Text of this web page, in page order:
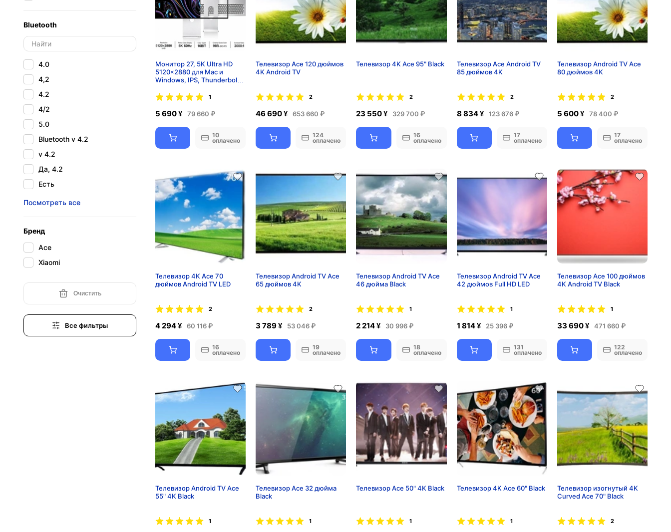
Bluetooth
4.0
4,2
4.2
4/2
5.0
Bluetooth v 4.2
v 4.2
Да, 4.2
Есть
Посмотреть все
Бренд
Ace
Xiaomi
Очистить
Все фильтры
Монитор 27, 5K Ultra HD
5120×2880 для Mac и
Windows, IPS, Thunderbolt,
1
5 690 ¥ 79 660 ₽
10
оплачено
Телевизор Ace 120 дюймов
4K Android TV
2
46 690 ¥ 653 660 ₽
124
оплачено
Телевизор 4K Ace 95" Black
2
23 550 ¥ 329 700 ₽
16
оплачено
Телевизор Ace Android TV
85 дюймов 4K
2
8 834 ¥ 123 676 ₽
17
оплачено
Телевизор Android TV Ace
80 дюймов 4K
2
5 600 ¥ 78 400 ₽
17
оплачено
Телевизор 4K Ace 70
дюймов Android TV LED
2
4 294 ¥ 60 116 ₽
16
оплачено
Телевизор Android TV Ace
65 дюймов 4K
2
3 789 ¥ 53 046 ₽
19
оплачено
Телевизор Android TV Ace
46 дюйма Black
1
2 214 ¥ 30 996 ₽
18
оплачено
Телевизор Android TV Ace
42 дюймов Full HD LED
1
1 814 ¥ 25 396 ₽
131
оплачено
Телевизор Ace 100 дюймов
4K Android TV Black
1
33 690 ¥ 471 660 ₽
122
оплачено
Телевизор Android TV Ace
55" 4K Black
1
Телевизор Ace 32 дюйма
Black
1
Телевизор Ace 50" 4K Black
1
Телевизор 4K Ace 60" Black
1
Телевизор изогнутый 4K
Curved Ace 70" Black
2